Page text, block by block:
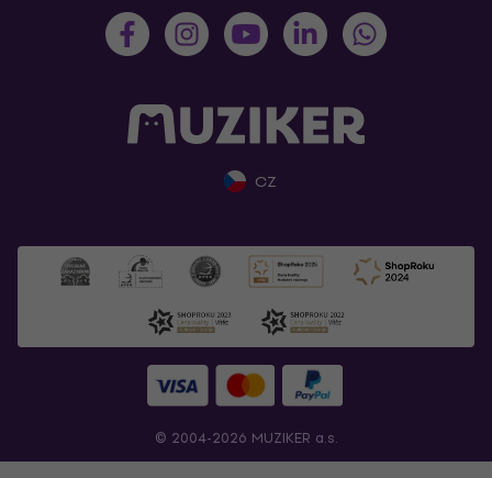
CZ
© 2004-2026 MUZIKER a.s.